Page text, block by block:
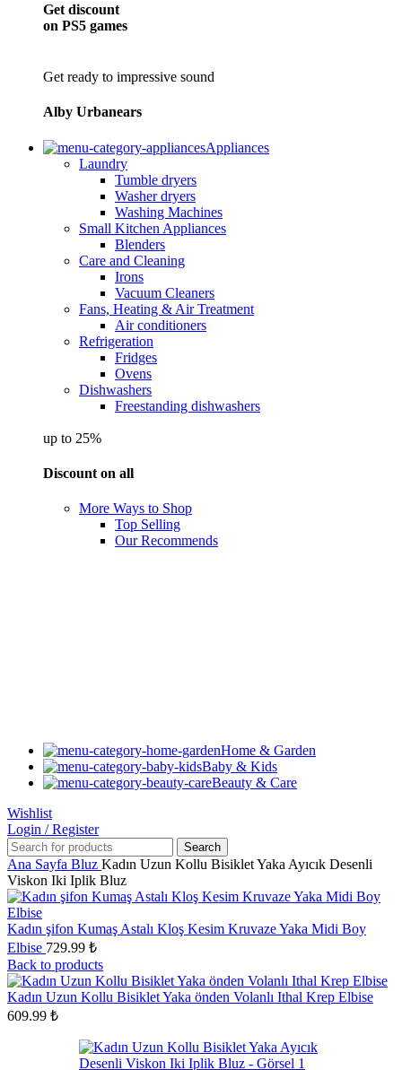
Get discount
on PS5 games
Get ready to impressive sound
Alby Urbanears
Appliances
Laundry
Tumble dryers
Washer dryers
Washing Machines
Small Kitchen Appliances
Blenders
Care and Cleaning
Irons
Vacuum Cleaners
Fans, Heating & Air Treatment
Air conditioners
Refrigeration
Fridges
Ovens
Dishwashers
Freestanding dishwashers
up to 25%
Discount on all
More Ways to Shop
Top Selling
Our Recommends
Home & Garden
Baby & Kids
Beauty & Care
Wishlist
Login / Register
Search
Ana Sayfa Bluz Kadın Uzun Kollu Bisiklet Yaka Ayıcık Desenli
Viskon Iki Iplik Bluz
Kadın şifon Kumaş Astalı Kloş Kesim Kruvaze Yaka Midi Boy
Elbise 729.99 ₺
Back to products
Kadın Uzun Kollu Bisiklet Yaka önden Volanlı Ithal Krep Elbise
609.99 ₺